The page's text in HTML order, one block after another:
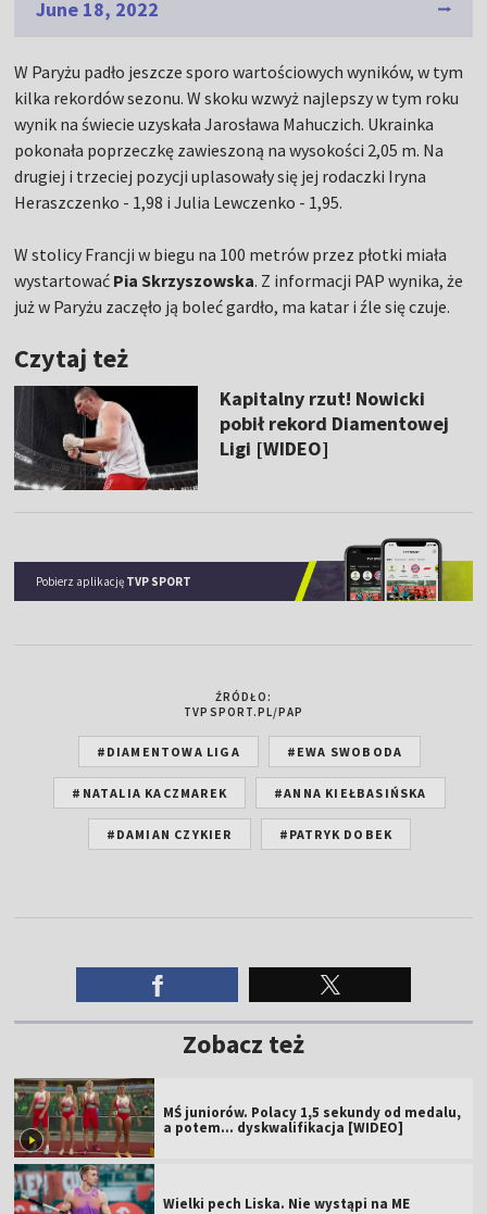
June 18, 2022
W Paryżu padło jeszcze sporo wartościowych wyników, w tym
kilka rekordów sezonu. W skoku wzwyż najlepszy w tym roku
wynik na świecie uzyskała Jarosława Mahuczich. Ukrainka
pokonała poprzeczkę zawieszoną na wysokości 2,05 m. Na
drugiej i trzeciej pozycji uplasowały się jej rodaczki Iryna
Heraszczenko - 1,98 i Julia Lewczenko - 1,95.
W stolicy Francji w biegu na 100 metrów przez płotki miała
wystartować Pia Skrzyszowska. Z informacji PAP wynika, że
już w Paryżu zaczęło ją boleć gardło, ma katar i źle się czuje.
Czytaj też
Kapitalny rzut! Nowicki
pobił rekord Diamentowej
Ligi [WIDEO]
Pobierz aplikację TVP SPORT
ŹRÓDŁO:
TVPSPORT.PL/PAP
#DIAMENTOWA LIGA #EWA SWOBODA
#NATALIA KACZMAREK #ANNA KIEŁBASIŃSKA
#DAMIAN CZYKIER #PATRYK DOBEK
Zobacz też
MŚ juniorów. Polacy 1,5 sekundy od medalu,
a potem... dyskwalifikacja [WIDEO]
Wielki pech Liska. Nie wystąpi na ME